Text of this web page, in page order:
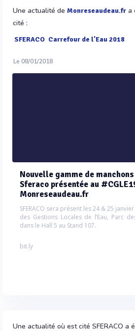
Une actualité de Monreseaudeau.fr a
cité :
SFERACO Carrefour de l'Eau 2018
Le 08/01/2018
Nouvelle gamme de
Sferaco présentée au
Monreseaudeau.fr
SFERACO sera présent les 24 & 25
des Gestions Locales de l’Eau, Parc
dans le Hall 5 au Stand 107.
bit.ly
Une actualité où est cité SFERACO a